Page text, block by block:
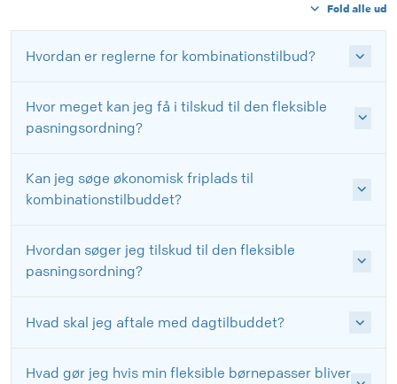
Fold alle ud
Hvordan er reglerne for kombinationstilbud?
Hvor meget kan jeg få i tilskud til den fleksible
pasningsordning?
Kan jeg søge økonomisk friplads til
kombinationstilbuddet?
Hvordan søger jeg tilskud til den fleksible
pasningsordning?
Hvad skal jeg aftale med dagtilbuddet?
Hvad gør jeg hvis min fleksible børnepasser bliver